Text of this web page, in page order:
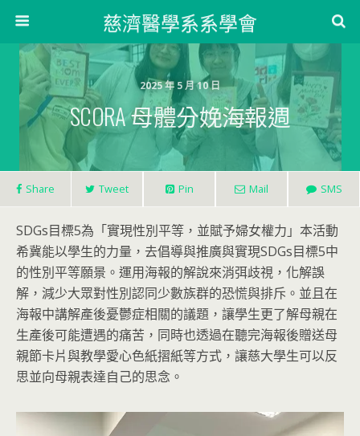
慈濟醫學系系學會
2025 年 5 月 10 日
SCORA 母體分娩海報週
Share Tweet Pin Mail SMS
SDGs目標5為「實現性別平等，並賦予婦女權力」本活動
希冀能以學生的力量，去倡導與推廣與實現SDGs目標5中
的性別平等願景。運用海報的解說來消弭歧視，化解誤
解，減少大眾對性別認同少數族群的恐慌與排斥。並且在
海報中講解產後憂鬱症相關的議題，讓學生更了解母親在
生產後可能遭遇的痛苦，同時也透過在聽完海報後贈送母
親節卡片與教學愛心色紙摺紙等方式，讓慈大學生可以反
思並向母親表達自己的思念。